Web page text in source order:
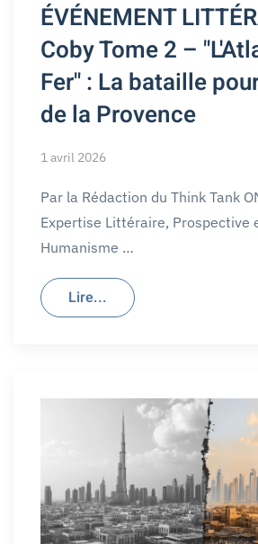
ÉVÉNEMENT
Coby Tome 2 –
Fer" : La bataille
de la Provence
1 avril 2026
Par la Rédaction du Think Tank
Expertise Littéraire, Prospective
Humanisme …
Lire...